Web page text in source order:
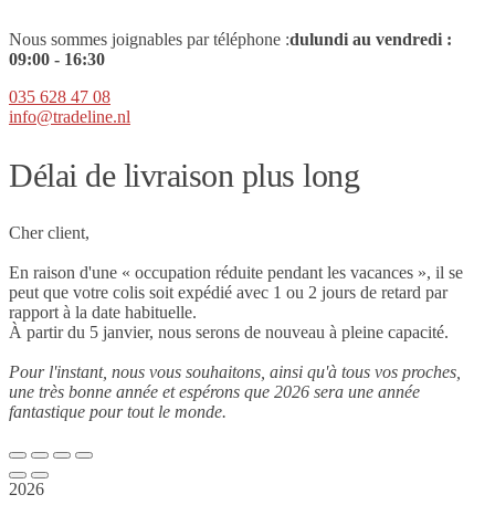
Nous sommes joignables par téléphone :dulundi au vendredi :
09:00 - 16:30
035 628 47 08
info@tradeline.nl
Délai de livraison plus long
Cher client,
En raison d'une « occupation réduite pendant les vacances », il se
peut que votre colis soit expédié avec 1 ou 2 jours de retard par
rapport à la date habituelle.
À partir du 5 janvier, nous serons de nouveau à pleine capacité.
Pour l'instant, nous vous souhaitons, ainsi qu'à tous vos proches,
une très bonne année et espérons que 2026 sera une année
fantastique pour tout le monde.
2026